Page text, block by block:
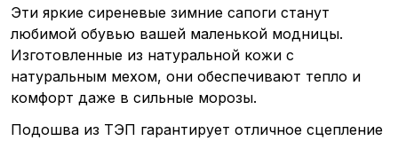
Эти яркие сиреневые зимние сапоги станут
любимой обувью вашей маленькой модницы.
Изготовленные из натуральной кожи с
натуральным мехом, они обеспечивают тепло и
комфорт даже в сильные морозы.
Подошва из ТЭП гарантирует отличное сцепление